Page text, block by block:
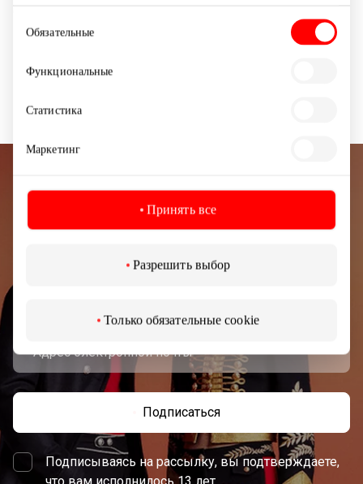
согласия
Обязательные
Функциональные
Статистика
Маркетинг
Принять все
Разрешить выбор
Только обязательные cookie
простого, но единственного в своем роде, пошива.
Магазины
Подписывайтесь на рассылку
новостей
мероприятиях и самой свежей информации от
Подписаться
Подписываясь на рассылку, вы подтверждаете,